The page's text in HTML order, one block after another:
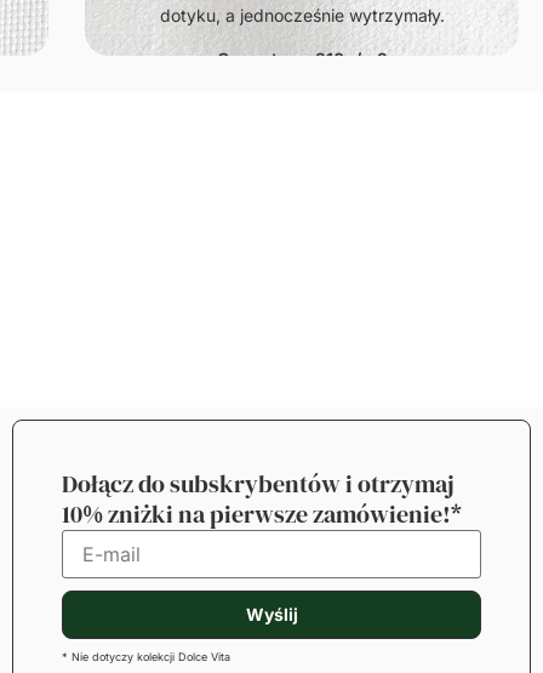
dotyku, a jednocześnie wytrzymały.
Gramatura: 210g/m2
Dołącz do subskrybentów i otrzymaj
10% zniżki na pierwsze zamówienie!*
Wyślij
* Nie dotyczy kolekcji Dolce Vita